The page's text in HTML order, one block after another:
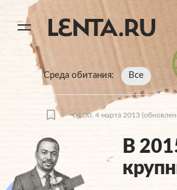
Среда обитания Все
04:00, 4 марта 2013
В